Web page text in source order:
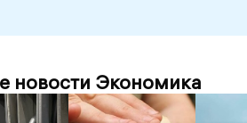
новости Экономика